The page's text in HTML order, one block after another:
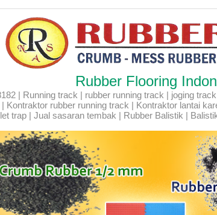
Rubber Flooring
| Running track | rubber running track | joging
Kontraktor rubber running track | Kontraktor lantai
trap | Jual sasaran tembak | Rubber Balistik |